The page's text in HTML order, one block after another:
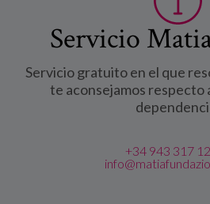
Servicio
Servicio gratuito en el que
te aconsejamos respecto
+34 943 317